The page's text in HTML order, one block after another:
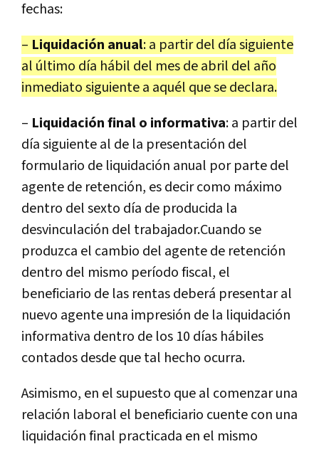
fechas:
– Liquidación anual: a partir del día siguiente
al último día hábil del mes de abril del año
inmediato siguiente a aquél que se declara.
– Liquidación final o informativa: a partir del
día siguiente al de la presentación del
formulario de liquidación anual por parte del
agente de retención, es decir como máximo
dentro del sexto día de producida la
desvinculación del trabajador.Cuando se
produzca el cambio del agente de retención
dentro del mismo período fiscal, el
beneficiario de las rentas deberá presentar al
nuevo agente una impresión de la liquidación
informativa dentro de los 10 días hábiles
contados desde que tal hecho ocurra.
Asimismo, en el supuesto que al comenzar una
relación laboral el beneficiario cuente con una
liquidación final practicada en el mismo